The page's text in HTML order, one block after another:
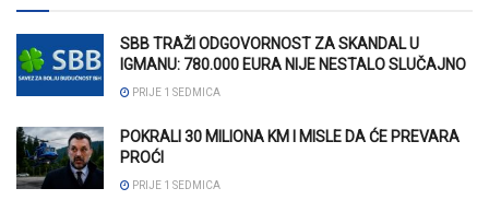
SBB TRAŽI ODGOVORNOST ZA SKANDAL U
IGMANU: 780.000 EURA NIJE NESTALO SLUČAJNO
PRIJE 1 SEDMICA
POKRALI 30 MILIONA KM I MISLE DA ĆE PREVARA
PROĆI
PRIJE 1 SEDMICA